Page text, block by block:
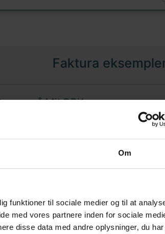
Om
funktioner til sociale medier og til at
med vores partnere inden for sociale
disse data med andre oplysninger, du
Faktura
på Mit DBK
og specifikationer